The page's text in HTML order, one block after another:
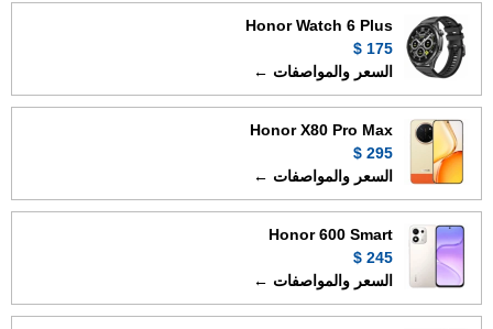
Honor Watch 6 Plus
175 $
السعر والمواصفات ←
Honor X80 Pro Max
295 $
السعر والمواصفات ←
Honor 600 Smart
245 $
السعر والمواصفات ←